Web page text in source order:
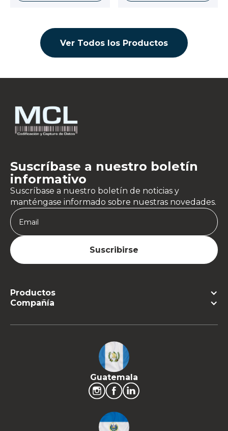
Ver Todos los Productos
Suscríbase a nuestro boletín
informativo
Suscríbase a nuestro boletín de noticias y
manténgase informado sobre nuestras novedades.
Productos
Compañía
Guatemala